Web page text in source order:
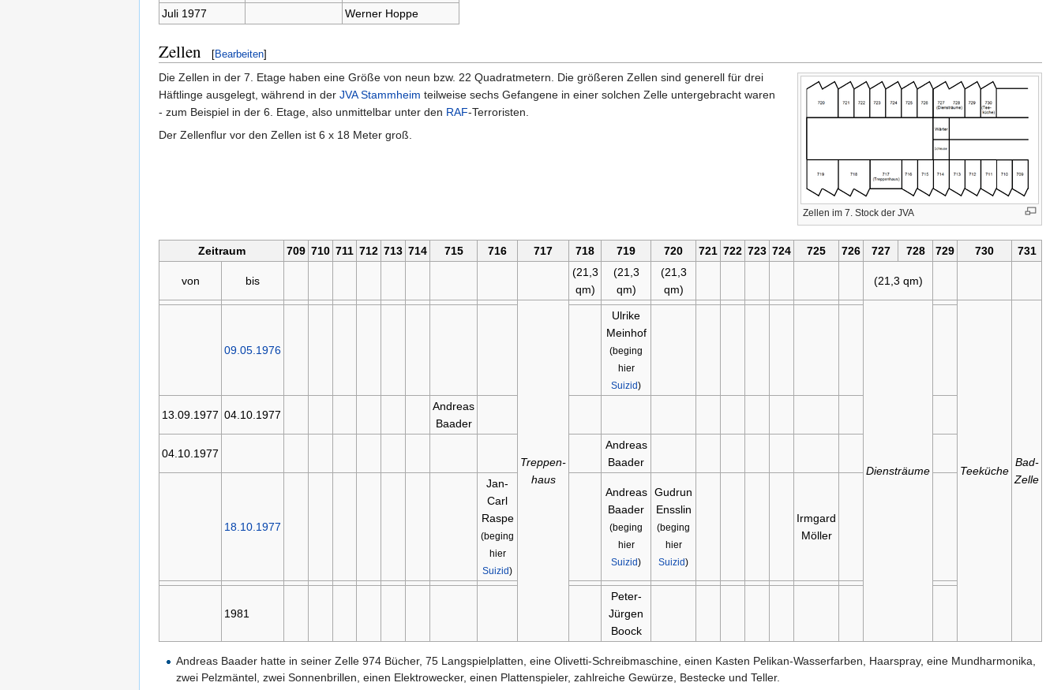
Juli 1977
Werner Hoppe
Zellen [Bearbeiten]
Zellen im 7. Stock der JVA
Die Zellen in der 7. Etage haben eine Größe von neun bzw. 22 Quadratmetern. Die größeren Zellen sind generell für drei
Häftlinge ausgelegt, während in der JVA Stammheim teilweise sechs Gefangene in einer solchen Zelle untergebracht waren
- zum Beispiel in der 6. Etage, also unmittelbar unter den RAF-Terroristen.
Der Zellenflur vor den Zellen ist 6 x 18 Meter groß.
Zeitraum 709 710 711 712 713 714 715 716 717 718 719 720 721 722 723 724 725 726 727 728 729 730 731
von bis
(21,3
qm)
(21,3
qm)
(21,3
qm)
(21,3 qm)
Treppen-
haus
Diensträume Teeküche
Bad-
Zelle
09.05.1976
Ulrike
Meinhof
(beging
hier
Suizid)
13.09.1977 04.10.1977
Andreas
Baader
04.10.1977
Andreas
Baader
18.10.1977
Jan-
Carl
Raspe
(beging
hier
Suizid)
Andreas
Baader
(beging
hier
Suizid)
Gudrun
Ensslin
(beging
hier
Suizid)
Irmgard
Möller
1981
Peter-
Jürgen
Boock
Andreas Baader hatte in seiner Zelle 974 Bücher, 75 Langspielplatten, eine Olivetti-Schreibmaschine, einen Kasten Pelikan-Wasserfarben, Haarspray, eine Mundharmonika,
zwei Pelzmäntel, zwei Sonnenbrillen, einen Elektrowecker, einen Plattenspieler, zahlreiche Gewürze, Bestecke und Teller.